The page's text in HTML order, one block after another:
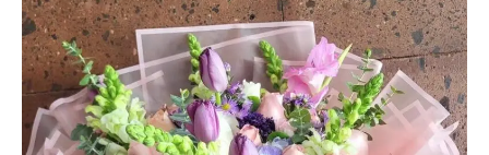
20
PERRITOS